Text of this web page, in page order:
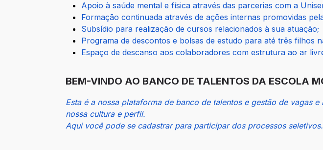
Apoio à saúde mental e física através das parcerias com a
Formação continuada através de ações internas promovidas
Subsídio para realização de cursos relacionados à sua atuação;
Programa de descontos e bolsas de estudo para até três filhos
Espaço de descanso aos colaboradores com estrutura ao ar
BEM-VINDO AO BANCO DE TALENTOS DA ESCOLA
Esta é a nossa plataforma de banco de talentos e gestão de vagas
nossa cultura e perfil.
Aqui você pode se cadastrar para participar dos processos seletivos.